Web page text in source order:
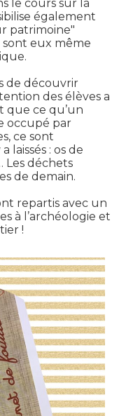
le cours sur la
également
patrimoine"
sont eux même
de découvrir
des élèves a
que ce qu’un
occupé par
ce sont
laissés : os de
Les déchets
de demain.
repartis avec un
à l’archéologie et
!